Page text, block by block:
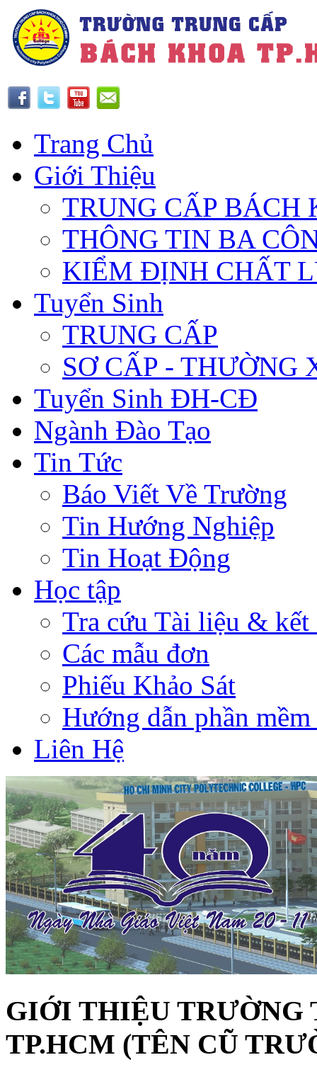
Trang Chủ
Giới Thiệu
TRUNG CẤP BÁCH
THÔNG TIN BA
KIỂM ĐỊNH CHẤT
Tuyển Sinh
TRUNG CẤP
SƠ CẤP - THƯỜNG
Tuyển Sinh ĐH-CĐ
Ngành Đào Tạo
Tin Tức
Báo Viết Về Trường
Tin Hướng Nghiệp
Tin Hoạt Động
Học tập
Tra cứu Tài liệu & kết
Các mẫu đơn
Phiếu Khảo Sát
Hướng dẫn phần
Liên Hệ
GIỚI THIỆU TRƯỜNG
TP.HCM (TÊN CŨ